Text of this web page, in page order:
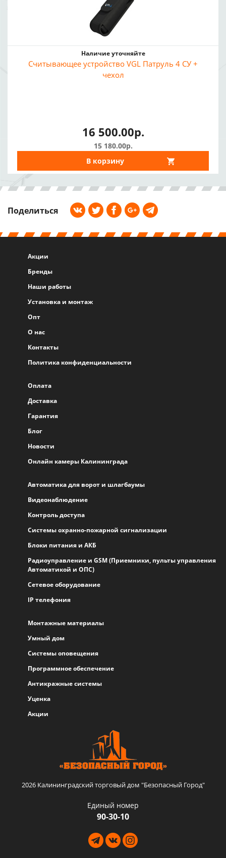
Наличие уточняйте
Считывающее устройство VGL Патруль 4 СУ +
чехол
16 500.00р.
15 180.00р.
В корзину
Поделиться
Акции
Бренды
Наши работы
Установка и монтаж
Опт
О нас
Контакты
Политика конфиденциальности
Оплата
Доставка
Гарантия
Блог
Новости
Онлайн камеры Калининграда
Автоматика для ворот и шлагбаумы
Видеонаблюдение
Контроль доступа
Системы охранно-пожарной сигнализации
Блоки питания и АКБ
Радиоуправление и GSM (Приемники, пульты управления
Автоматикой и ОПС)
Сетевое оборудование
IP телефония
Монтажные материалы
Умный дом
Системы оповещения
Программное обеспечение
Антикражные системы
Уценка
Акции
2026 Калининградский торговый дом "Безопасный Город"
Единый номер
90-30-10